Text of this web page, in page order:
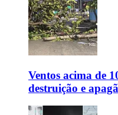
Ventos acima de
destruição e